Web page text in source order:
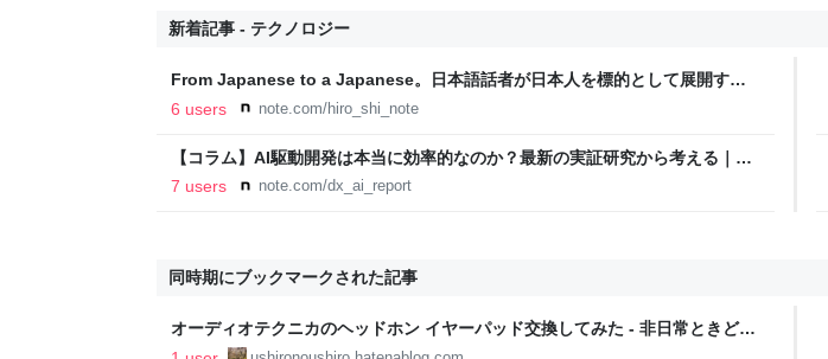
新着記事 - テクノロジー
From Japanese to a Japanese。日本語話者が日本人を標的として展開する
スミッシング（SMSフィッシング）｜__aloha__
6 users note.com/hiro_shi_note
【コラム】AI駆動開発は本当に効率的なのか？最新の実証研究から考える｜
makoto | 組込開発×AI自動化
7 users note.com/dx_ai_report
同時期にブックマークされた記事
オーディオテクニカのヘッドホン イヤーパッド交換してみた - 非日常ときどき
日常